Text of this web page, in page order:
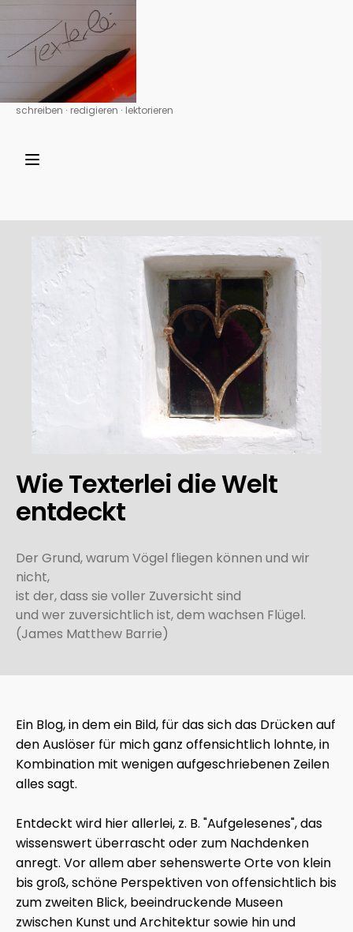
schreiben ∙ redigieren ∙ lektorieren
Wie Texterlei die Welt
entdeckt
Der Grund, warum Vögel fliegen können und wir
nicht,
ist der, dass sie voller Zuversicht sind
und wer zuversichtlich ist, dem wachsen Flügel.
(James Matthew Barrie)
Ein Blog, in dem ein Bild, für das sich das Drücken auf
den Auslöser für mich ganz offensichtlich lohnte, in
Kombination mit wenigen aufgeschriebenen Zeilen
alles sagt.
Entdeckt wird hier allerlei, z. B. "Aufgelesenes", das
wissenswert überrascht oder zum Nachdenken
anregt. Vor allem aber sehenswerte Orte von klein
bis groß, schöne Perspektiven von offensichtlich bis
zum zweiten Blick, beeindruckende Museen
zwischen Kunst und Architektur sowie hin und